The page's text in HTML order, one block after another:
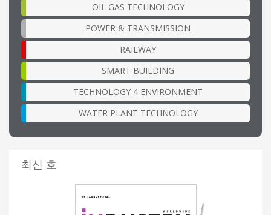
OIL GAS TECHNOLOGY
POWER & TRANSMISSION
RAILWAY
SMART BUILDING
TECHNOLOGY 4 ENVIRONMENT
WATER PLANT TECHNOLOGY
최신 호